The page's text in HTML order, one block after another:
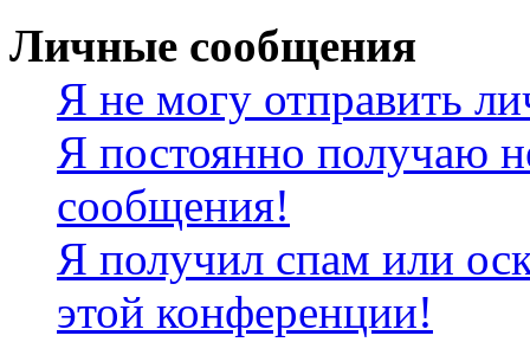
Личные сообщения
Я не могу отправить
Я постоянно получаю
сообщения!
Я получил спам или
этой конференции!